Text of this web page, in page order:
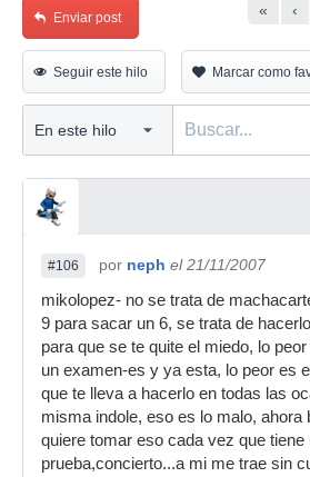
« ‹
Enviar post
Seguir este hilo Marcar como
#106 por neph el 21/11/2007
mikolopez- no se trata de
9 para sacar un 6, se trata de
para que se te quite el miedo, lo
un examen-es y ya esta, lo peor es
que te lleva a hacerlo en todas las
misma indole, eso es lo malo, ahora
quiere tomar eso cada vez que tiene
prueba,concierto...a mi me trae sin